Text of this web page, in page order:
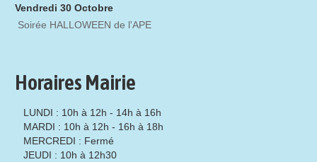
Vendredi 30 Octobre
Soirée HALLOWEEN de l'APE
Horaires Mairie
LUNDI : 10h à 12h - 14h à 16h
MARDI : 10h à 12h - 16h à 18h
MERCREDI : Fermé
JEUDI : 10h à 12h30